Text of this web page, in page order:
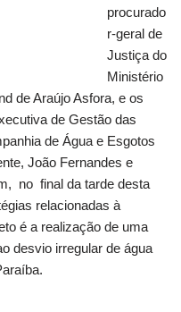
procurado
r-geral de
Justiça do
Ministério
de Araújo Asfora, e os
de Gestão das
de Água e Esgotos
João Fernandes e
no final da tarde desta
relacionadas à
é a realização de uma
desvio irregular de água